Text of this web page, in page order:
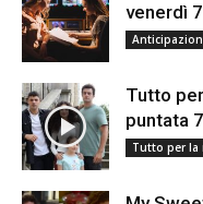
venerdì
Tutto
puntata
Tutto per la